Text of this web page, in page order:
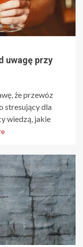
uwagę przy
że przewóz
stresujący dla
wiedzą, jakie